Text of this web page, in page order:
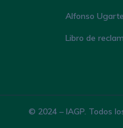
Alfonso
Libro de
© 2024 – IAGP. Todos